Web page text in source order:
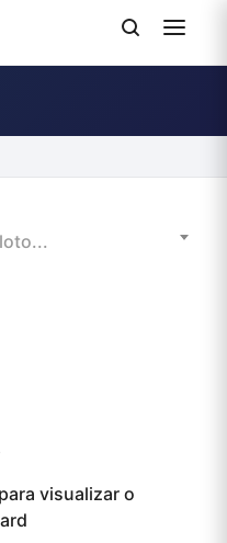
visualizar o